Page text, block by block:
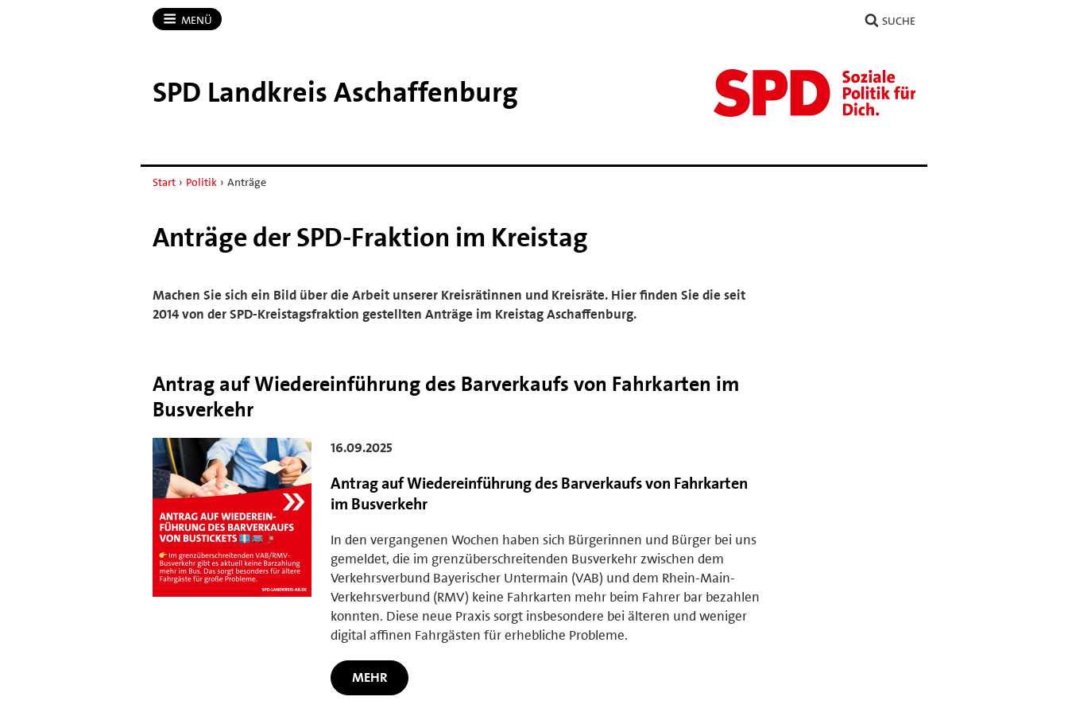
MENÜ SUCHE
SPD Landkreis Aschaffenburg
Start › Politik › Anträge
Anträge der SPD-Fraktion im Kreistag
Machen Sie sich ein Bild über die Arbeit unserer Kreisrätinnen und Kreisräte. Hier finden Sie die seit
2014 von der SPD-Kreistagsfraktion gestellten Anträge im Kreistag Aschaffenburg.
Antrag auf Wiedereinführung des Barverkaufs von Fahrkarten im
Busverkehr
16.09.2025
Antrag auf Wiedereinführung des Barverkaufs von Fahrkarten
im Busverkehr
In den vergangenen Wochen haben sich Bürgerinnen und Bürger bei uns
gemeldet, die im grenzüberschreitenden Busverkehr zwischen dem
Verkehrsverbund Bayerischer Untermain (VAB) und dem Rhein-Main-
Verkehrsverbund (RMV) keine Fahrkarten mehr beim Fahrer bar bezahlen
konnten. Diese neue Praxis sorgt insbesondere bei älteren und weniger
digital affinen Fahrgästen für erhebliche Probleme.
MEHR